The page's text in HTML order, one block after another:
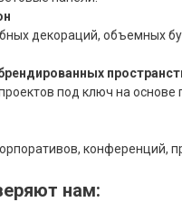
декораций, объемных
под ключ на
конференций,
нам: